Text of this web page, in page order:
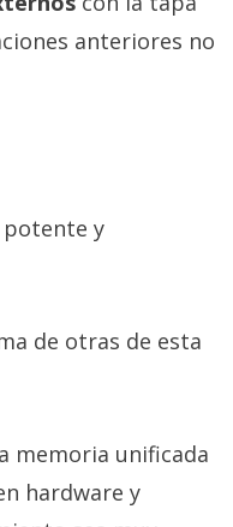
anteriores no
y
de otras de esta
memoria unificada
hardware y